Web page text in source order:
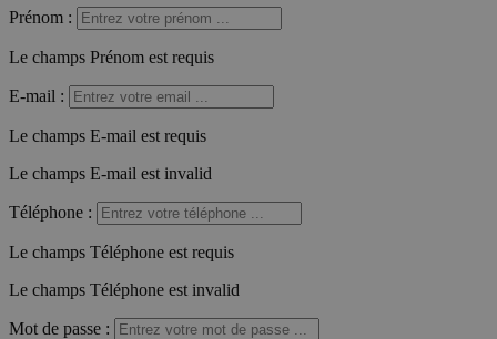
Prénom :
Le champs Prénom est requis
E-mail :
Le champs E-mail est requis
Le champs E-mail est invalid
Téléphone :
Le champs Téléphone est requis
Le champs Téléphone est invalid
Mot de passe :